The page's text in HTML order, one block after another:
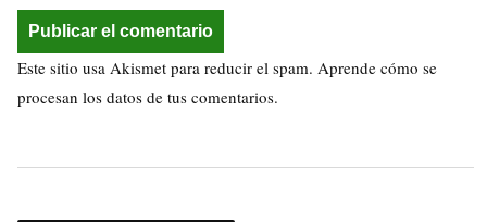
Este sitio usa Akismet para reducir el spam. Aprende cómo se
procesan los datos de tus comentarios.